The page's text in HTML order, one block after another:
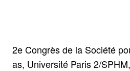
2e Congrès de la Société
as, Université Paris 2/